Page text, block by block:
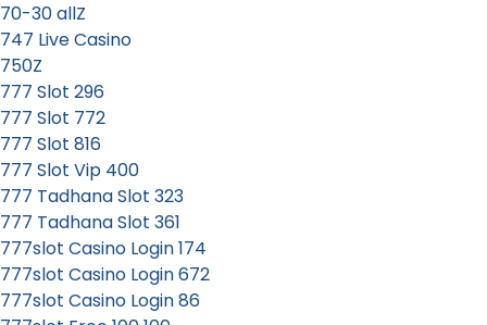
70-30 allZ
747 Live Casino
750Z
777 Slot 296
777 Slot 772
777 Slot 816
777 Slot Vip 400
777 Tadhana Slot 323
777 Tadhana Slot 361
777slot Casino Login 174
777slot Casino Login 672
777slot Casino Login 86